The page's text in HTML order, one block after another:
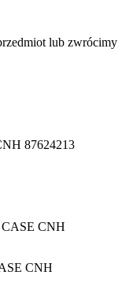
lub zwrócimy
87624213
CNH